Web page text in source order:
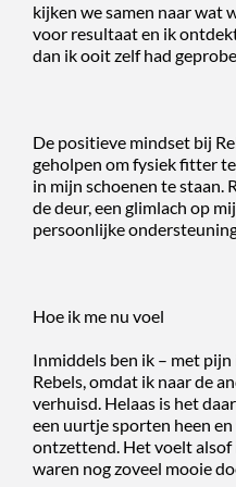
kijken we samen naar wat
voor resultaat en ik
dan ik ooit zelf had
De positieve mindset bij
geholpen om fysiek fitter
in mijn schoenen te staan.
de deur, een glimlach op
persoonlijke
Hoe ik me nu voel
Inmiddels ben ik – met
Rebels, omdat ik naar de
verhuisd. Helaas is het
een uurtje sporten heen
ontzettend. Het voelt alsof
waren nog zoveel mooie